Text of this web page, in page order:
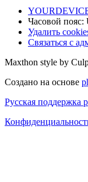
Часовой пояс:
Удалить
Связаться с
Maxthon style by
Создано на основе
Русская поддержка